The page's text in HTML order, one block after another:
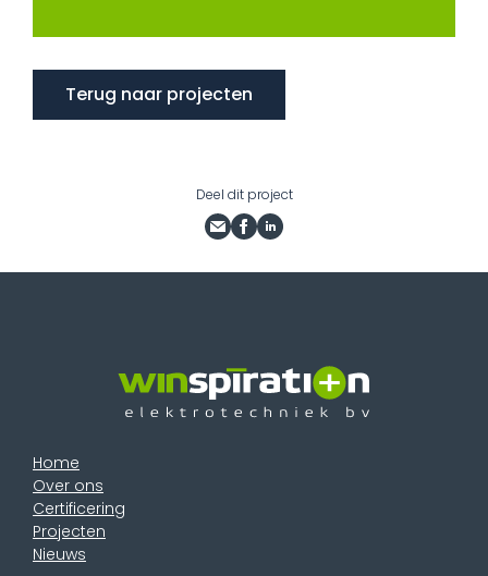
Terug naar projecten
Deel dit project
Home
Over ons
Certificering
Projecten
Nieuws